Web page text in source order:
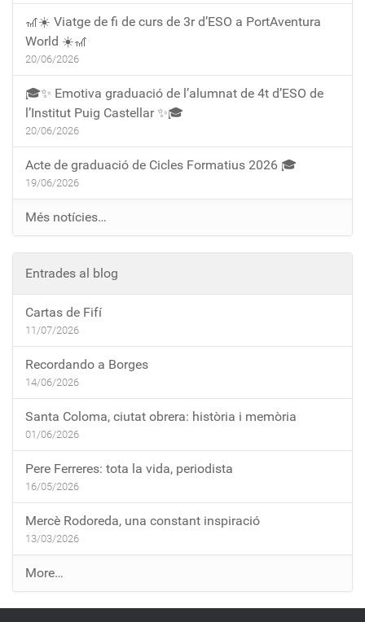
🎢☀️ Viatge de fi de curs de 3r d’ESO a PortAventura
World ☀️🎢
20/06/2026
🎓✨ Emotiva graduació de l’alumnat de 4t d’ESO de
l’Institut Puig Castellar ✨🎓
20/06/2026
Acte de graduació de Cicles Formatius 2026 🎓
19/06/2026
Més notícies…
Entrades al blog
Cartas de Fifí
11/07/2026
Recordando a Borges
14/06/2026
Santa Coloma, ciutat obrera: història i memòria
01/06/2026
Pere Ferreres: tota la vida, periodista
16/05/2026
Mercè Rodoreda, una constant inspiració
13/03/2026
E
n
t
More…